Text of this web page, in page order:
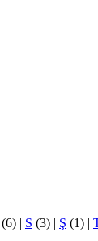
(6) | S (3) | Ş (1) |